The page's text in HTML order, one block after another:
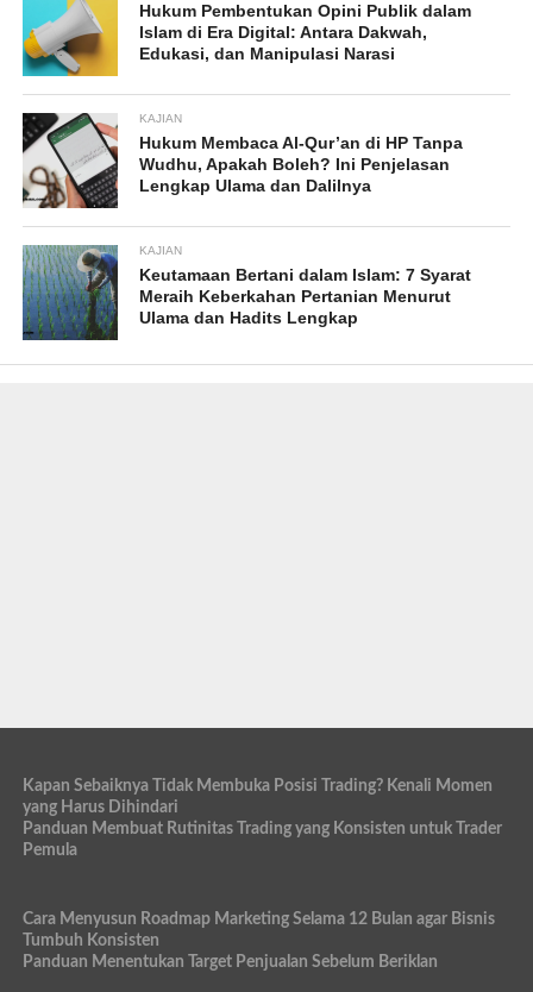
Hukum Pembentukan Opini Publik dalam
Islam di Era Digital: Antara Dakwah,
Edukasi, dan Manipulasi Narasi
KAJIAN
Hukum Membaca Al-Qur’an di HP Tanpa
Wudhu, Apakah Boleh? Ini Penjelasan
Lengkap Ulama dan Dalilnya
KAJIAN
Keutamaan Bertani dalam Islam: 7 Syarat
Meraih Keberkahan Pertanian Menurut
Ulama dan Hadits Lengkap
Kapan Sebaiknya Tidak Membuka Posisi Trading? Kenali Momen
yang Harus Dihindari
Panduan Membuat Rutinitas Trading yang Konsisten untuk Trader
Pemula
Cara Menyusun Roadmap Marketing Selama 12 Bulan agar Bisnis
Tumbuh Konsisten
Panduan Menentukan Target Penjualan Sebelum Beriklan